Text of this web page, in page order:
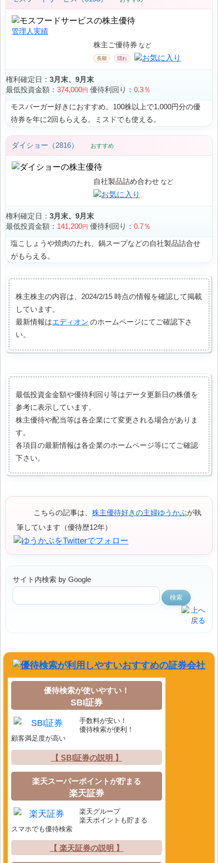
管理人実績
株主ご優待券
権利確定日： 3月末、9月末
最低投資金額： 374,000円 優待利回り： 0.3％
モスバーガー好きにおすすめ。100株以上で1,000円分の優
待券を年に2回もらえる。ミスドでも使える。
ダイショー（2816） おすすめ
自社製品詰め合わせ
権利確定日： 3月末、9月末
最低投資金額： 141,200円 優待利回り： 0.7％
塩こしょうや焼肉のたれ、鍋スープなどの自社製品詰合せ
がもらえる。
株主株主の内容は、2024/2/15 時点の情報を確認して掲載
しています。
最新情報はエディオン のホームページにてご確認下さ
い。
最低投資金金額や優待利回り等はデータ更新日の株価を
参考に表示しています。
株主優待や配当等は各企業にて変更される場合がありま
す。
各項目の最新情報は各企業のホームページ等にてご確認
下さい。
こちらの記事は、 株主優待好きの主婦ゆうかぶが執
筆しています（優待歴12年）
サイト内検索 by Google
優待検索が使いやすい！
SBI証券
手数料が安い！
優待検索が便利！
顧客満足度が高い
【 SBI証券の説明 】
楽天スーパーポイントが貯まる
楽天証券
楽天グループ
楽天ポイントも貯まる
スマホでも優待検索
【 楽天証券の説明 】